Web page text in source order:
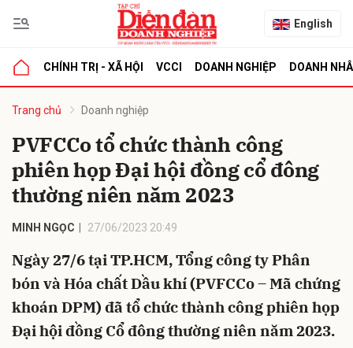
English
CHÍNH TRỊ - XÃ HỘI VCCI DOANH NGHIỆP DOANH
Trang chủ Doanh nghiệp
PVFCCo tổ chức thành công
phiên họp Đại hội đồng cổ đông
thường niên năm 2023
MINH NGỌC 27/06/2023 20:49
Ngày 27/6 tại TP.HCM, Tổng công ty Phân
bón và Hóa chất Dầu khí (PVFCCo – Mã chứng
khoán DPM) đã tổ chức thành công phiên họp
Đại hội đồng Cổ đông thường niên năm 2023.
luận
Hủy